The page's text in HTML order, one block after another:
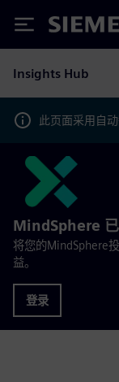
Siemens
Insights Hub
此页面采用自
MindSphere
将您的MindSphere
益。
登录